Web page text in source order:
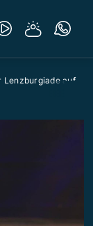
Lenzburgiade auf